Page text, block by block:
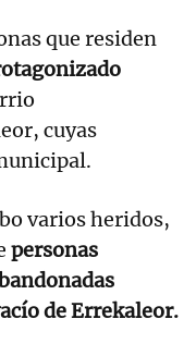
que residen
cuyas
varios heridos,
personas
de Errekaleor.